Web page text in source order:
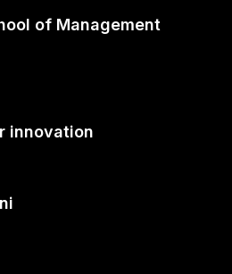
of Management
innovation